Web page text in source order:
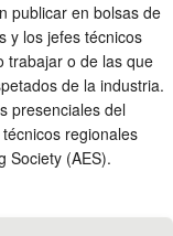
publicar en bolsas de
y los jefes técnicos
trabajar o de las que
de la industria.
presenciales del
regionales
Society (AES).